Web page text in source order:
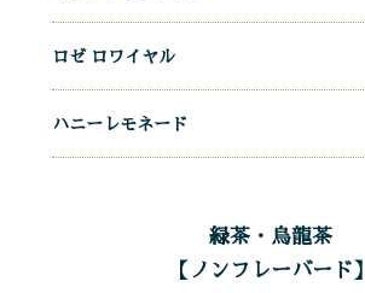
ロゼ ロワイヤル
ハニーレモネード
緑茶・烏龍茶
【ノンフレーバード】